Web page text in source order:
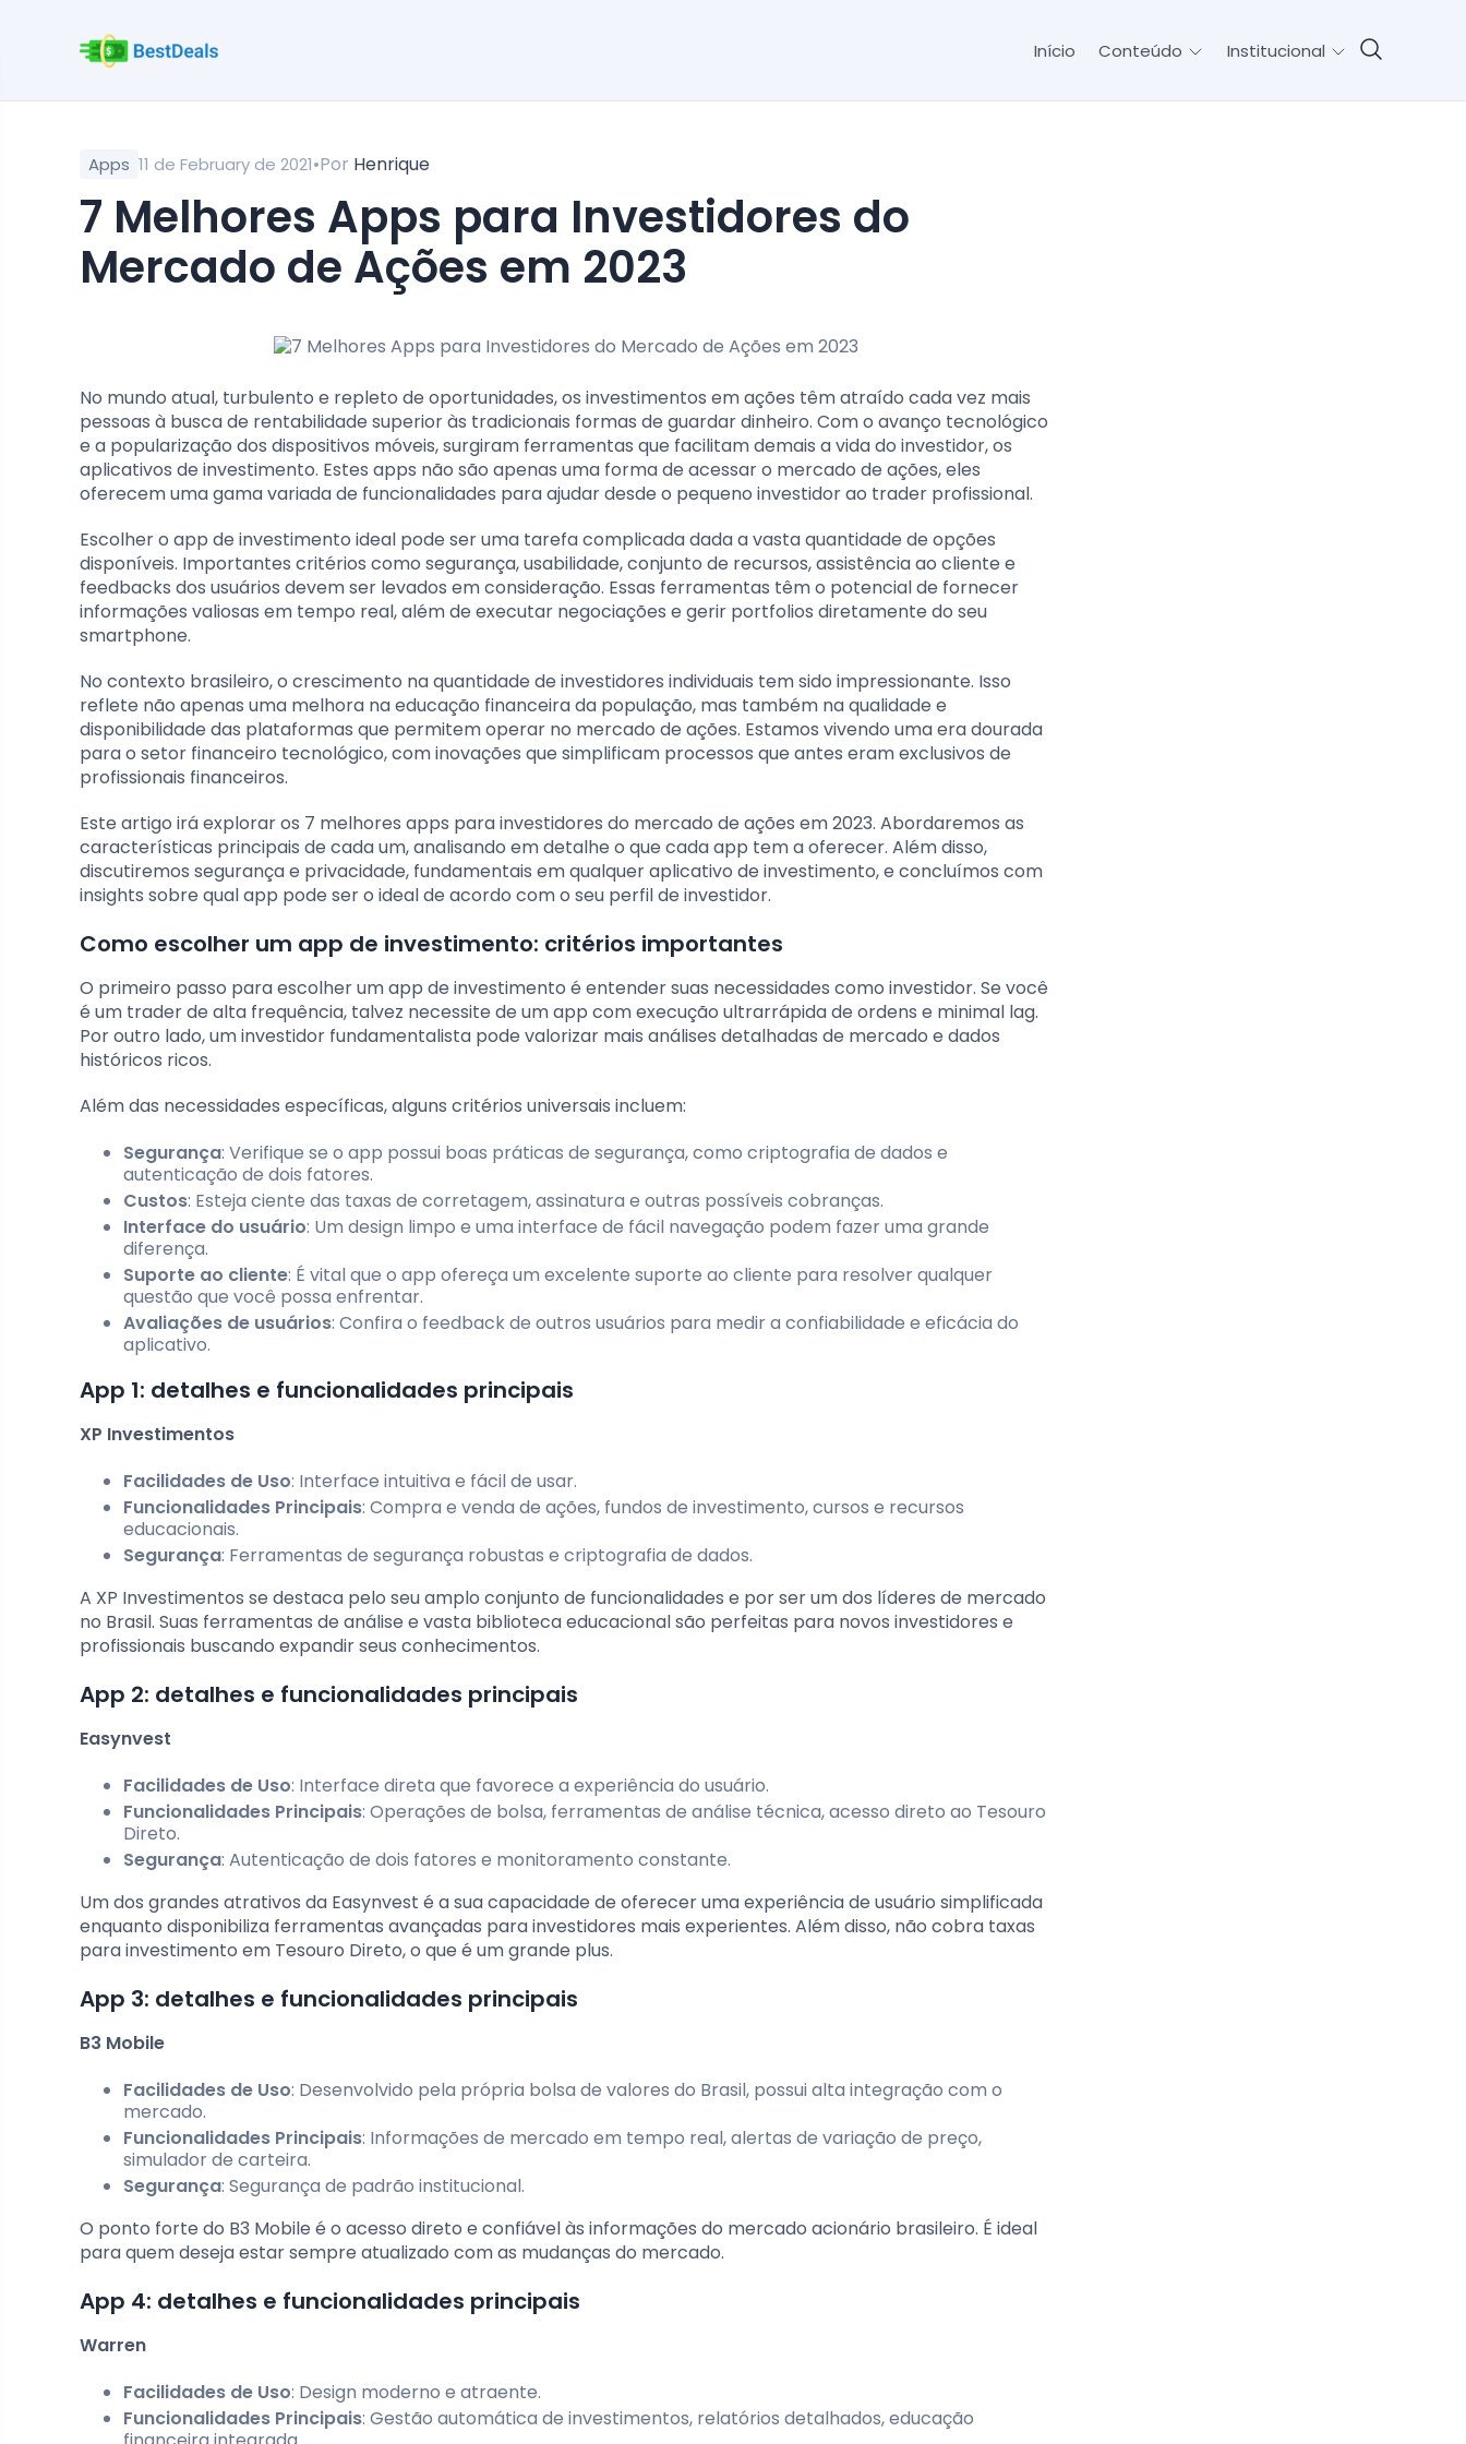
Início Conteúdo Institucional
Apps 11 de February de 2021•Por Henrique
7 Melhores Apps para Investidores do
Mercado de Ações em 2023
No mundo atual, turbulento e repleto de oportunidades, os investimentos em ações têm atraído cada vez mais
pessoas à busca de rentabilidade superior às tradicionais formas de guardar dinheiro. Com o avanço tecnológico
e a popularização dos dispositivos móveis, surgiram ferramentas que facilitam demais a vida do investidor, os
aplicativos de investimento. Estes apps não são apenas uma forma de acessar o mercado de ações, eles
oferecem uma gama variada de funcionalidades para ajudar desde o pequeno investidor ao trader profissional.
Escolher o app de investimento ideal pode ser uma tarefa complicada dada a vasta quantidade de opções
disponíveis. Importantes critérios como segurança, usabilidade, conjunto de recursos, assistência ao cliente e
feedbacks dos usuários devem ser levados em consideração. Essas ferramentas têm o potencial de fornecer
informações valiosas em tempo real, além de executar negociações e gerir portfolios diretamente do seu
smartphone.
No contexto brasileiro, o crescimento na quantidade de investidores individuais tem sido impressionante. Isso
reflete não apenas uma melhora na educação financeira da população, mas também na qualidade e
disponibilidade das plataformas que permitem operar no mercado de ações. Estamos vivendo uma era dourada
para o setor financeiro tecnológico, com inovações que simplificam processos que antes eram exclusivos de
profissionais financeiros.
Este artigo irá explorar os 7 melhores apps para investidores do mercado de ações em 2023. Abordaremos as
características principais de cada um, analisando em detalhe o que cada app tem a oferecer. Além disso,
discutiremos segurança e privacidade, fundamentais em qualquer aplicativo de investimento, e concluímos com
insights sobre qual app pode ser o ideal de acordo com o seu perfil de investidor.
Como escolher um app de investimento: critérios importantes
O primeiro passo para escolher um app de investimento é entender suas necessidades como investidor. Se você
é um trader de alta frequência, talvez necessite de um app com execução ultrarrápida de ordens e minimal lag.
Por outro lado, um investidor fundamentalista pode valorizar mais análises detalhadas de mercado e dados
históricos ricos.
Além das necessidades específicas, alguns critérios universais incluem:
Segurança: Verifique se o app possui boas práticas de segurança, como criptografia de dados e
autenticação de dois fatores.
Custos: Esteja ciente das taxas de corretagem, assinatura e outras possíveis cobranças.
Interface do usuário: Um design limpo e uma interface de fácil navegação podem fazer uma grande
diferença.
Suporte ao cliente: É vital que o app ofereça um excelente suporte ao cliente para resolver qualquer
questão que você possa enfrentar.
Avaliações de usuários: Confira o feedback de outros usuários para medir a confiabilidade e eficácia do
aplicativo.
App 1: detalhes e funcionalidades principais
XP Investimentos
Facilidades de Uso: Interface intuitiva e fácil de usar.
Funcionalidades Principais: Compra e venda de ações, fundos de investimento, cursos e recursos
educacionais.
Segurança: Ferramentas de segurança robustas e criptografia de dados.
A XP Investimentos se destaca pelo seu amplo conjunto de funcionalidades e por ser um dos líderes de mercado
no Brasil. Suas ferramentas de análise e vasta biblioteca educacional são perfeitas para novos investidores e
profissionais buscando expandir seus conhecimentos.
App 2: detalhes e funcionalidades principais
Easynvest
Facilidades de Uso: Interface direta que favorece a experiência do usuário.
Funcionalidades Principais: Operações de bolsa, ferramentas de análise técnica, acesso direto ao Tesouro
Direto.
Segurança: Autenticação de dois fatores e monitoramento constante.
Um dos grandes atrativos da Easynvest é a sua capacidade de oferecer uma experiência de usuário simplificada
enquanto disponibiliza ferramentas avançadas para investidores mais experientes. Além disso, não cobra taxas
para investimento em Tesouro Direto, o que é um grande plus.
App 3: detalhes e funcionalidades principais
B3 Mobile
Facilidades de Uso: Desenvolvido pela própria bolsa de valores do Brasil, possui alta integração com o
mercado.
Funcionalidades Principais: Informações de mercado em tempo real, alertas de variação de preço,
simulador de carteira.
Segurança: Segurança de padrão institucional.
O ponto forte do B3 Mobile é o acesso direto e confiável às informações do mercado acionário brasileiro. É ideal
para quem deseja estar sempre atualizado com as mudanças do mercado.
App 4: detalhes e funcionalidades principais
Warren
Facilidades de Uso: Design moderno e atraente.
Funcionalidades Principais: Gestão automática de investimentos, relatórios detalhados, educação